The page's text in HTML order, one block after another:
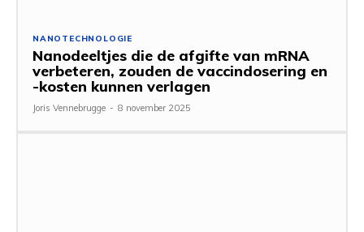
NANOTECHNOLOGIE
Nanodeeltjes die de afgifte van mRNA
verbeteren, zouden de vaccindosering en
-kosten kunnen verlagen
Joris Vennebrugge - 8 november 2025